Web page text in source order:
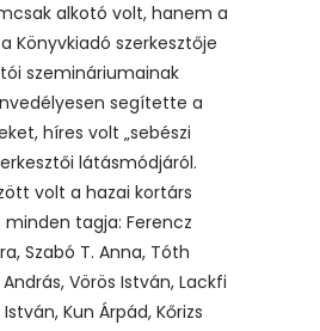
alkotó volt, hanem a
Könyvkiadó szerkesztője
szemináriumainak
segítette a
híres volt „sebészi
látásmódjáról.
volt a hazai kortárs
tagja: Ferencz
Szabó T. Anna, Tóth
Vörös István, Lackfi
Kun Árpád, Kőrizs